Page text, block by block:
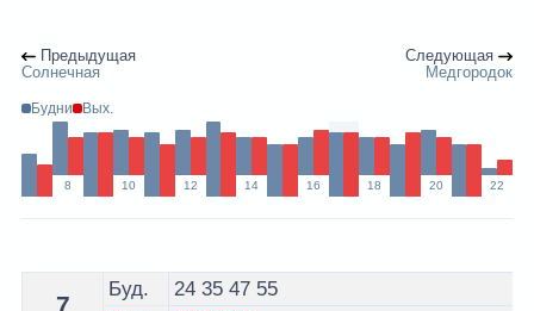
Предыдущая
Солнечная
Следующая
Медгородок
Будни Вых.
8 10 12 14 16 18 20 22
Расписание 25 маршрутки Гомель - остановка
7
Буд. 24 35 47 55